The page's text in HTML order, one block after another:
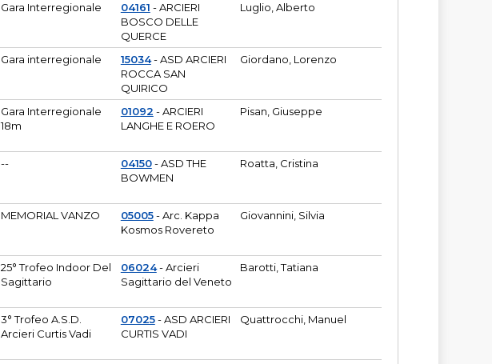
Gara Interregionale 04161 - ARCIERI
BOSCO DELLE
QUERCE
Luglio, Alberto
Gara interregionale 15034- ASD ARCIERI
ROCCA SAN
QUIRICO
Giordano, Lorenzo
Gara Interregionale
18m
01092 - ARCIERI
LANGHE E ROERO
Pisan, Giuseppe
-- 04150- ASD THE
BOWMEN
Roatta, Cristina
MEMORIAL VANZO 05005- Arc. Kappa
Kosmos Rovereto
Giovannini, Silvia
25° Trofeo Indoor Del
Sagittario
06024- Arcieri
Sagittario del Veneto
Barotti, Tatiana
3° Trofeo A.S.D.
Arcieri Curtis Vadi
07025- ASD ARCIERI
CURTIS VADI
Quattrocchi, Manuel